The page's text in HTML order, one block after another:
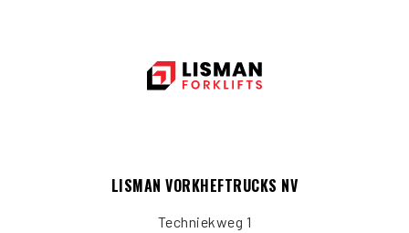
LISMAN VORKHEFTRUCKS NV
Techniekweg 1